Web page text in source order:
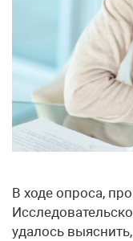
В ходе опроса,
удалось